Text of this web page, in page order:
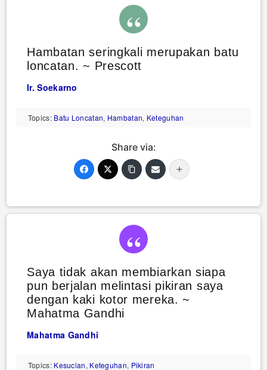
Hambatan seringkali merupakan batu
loncatan. ~ Prescott
Ir. Soekarno
Topics: Batu Loncatan, Hambatan, Keteguhan
Share via:
Saya tidak akan membiarkan siapa
pun berjalan melintasi pikiran saya
dengan kaki kotor mereka. ~
Mahatma Gandhi
Mahatma Gandhi
Topics: Kesucian, Keteguhan, Pikiran